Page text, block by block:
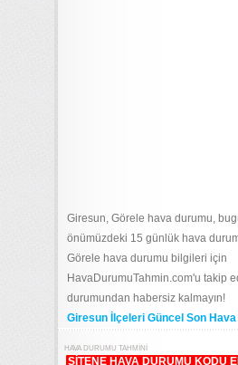
Giresun, Görele hava durumu,
önümüzdeki 15 günlük hava
Görele hava durumu bilgileri için
HavaDurumuTahmin.com'u takip
durumundan habersiz kalmayın!
Giresun İlçeleri Güncel Son
HAVA DURUMU TAHMINI
SITENE HAVA DURUMU KODU